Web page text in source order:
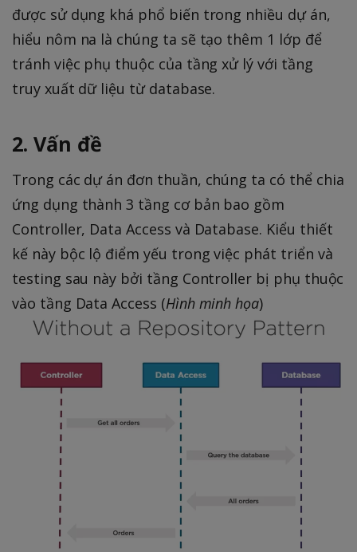
được sử dụng khá phổ biến trong nhiều dự án,
hiểu nôm na là chúng ta sẽ tạo thêm 1 lớp để
tránh việc phụ thuộc của tầng xử lý với tầng
truy xuất dữ liệu từ database.
2. Vấn đề
Trong các dự án đơn thuần, chúng ta có thể chia
ứng dụng thành 3 tầng cơ bản bao gồm
Controller, Data Access và Database. Kiểu thiết
kế này bộc lộ điểm yếu trong việc phát triển và
testing sau này bởi tầng Controller bị phụ thuộc
vào tầng Data Access (Hình minh họa)